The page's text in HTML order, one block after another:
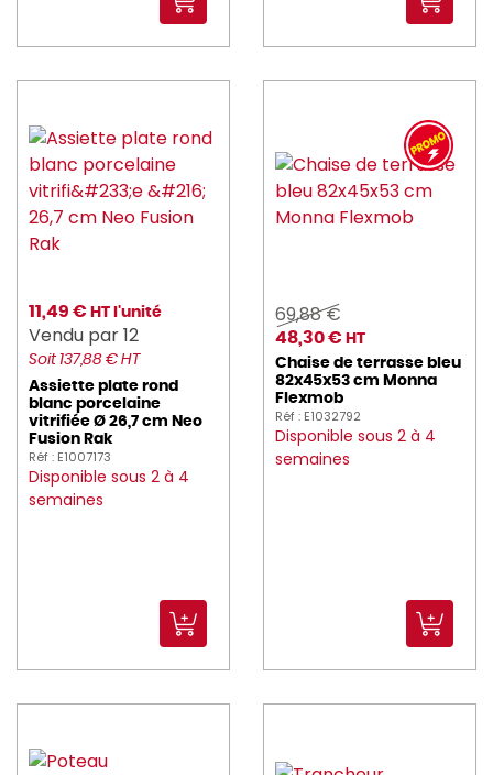
CRUSHGRIND (3)
DE_BUYER (141)
DEGLON (131)
DEGRENNE (200)
DELCOUPE (8)
DELONGHI_KENWOO (1)
DELTA (7)
deren (1)
DITO_SAMA (18)
Dudson_1800 (567)
11,49 € HT l'unité
Vendu par 12
Soit 137,88 € HT
Assiette plate rond
blanc porcelaine
vitrifiée Ø 26,7 cm Neo
Fusion Rak
Réf : E1007173
Disponible sous 2 à 4
semaines
69,88 €
48,30 € HT
Chaise de terrasse bleu
82x45x53 cm Monna
Flexmob
Réf : E1032792
Disponible sous 2 à 4
semaines